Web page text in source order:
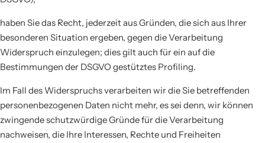
haben Sie das Recht, jederzeit aus Gründen, die sich aus Ihrer
besonderen Situation ergeben, gegen die Verarbeitung
Widerspruch einzulegen; dies gilt auch für ein auf die
Bestimmungen der DSGVO gestütztes Profiling.
Im Fall des Widerspruchs verarbeiten wir die Sie betreffenden
personenbezogenen Daten nicht mehr, es sei denn, wir können
zwingende schutzwürdige Gründe für die Verarbeitung
nachweisen, die Ihre Interessen, Rechte und Freiheiten